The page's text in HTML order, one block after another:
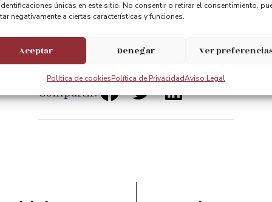
únicas en este sitio. No consentir o retirar el consentimiento,
negativamente a ciertas características y funciones.
Aceptar Denegar Ver
Política de cookiesPolítica de PrivacidadAviso Legal
Compartir: